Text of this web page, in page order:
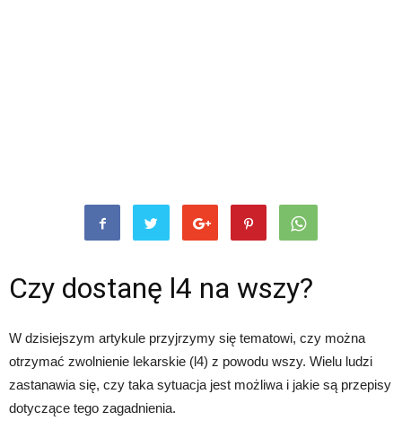
Czy dostanę l4 na wszy?
W dzisiejszym artykule przyjrzymy się tematowi, czy można
otrzymać zwolnienie lekarskie (l4) z powodu wszy. Wielu ludzi
zastanawia się, czy taka sytuacja jest możliwa i jakie są przepisy
dotyczące tego zagadnienia.